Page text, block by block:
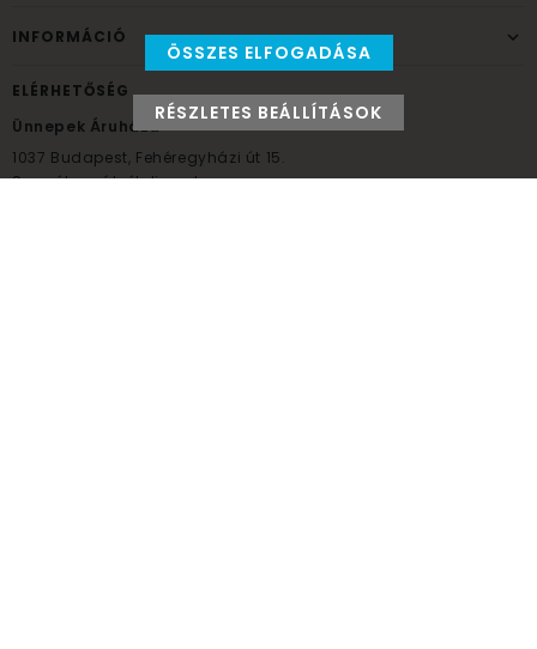
INFORMÁCIÓ
ELÉRHETŐSÉG
Ünnepek Áruháza
1037 Budapest, Fehéregyházi út 15.
Személyes átvételi pont
ÖSSZES ELFOGADÁSA
RÉSZLETES BEÁLLÍTÁSOK